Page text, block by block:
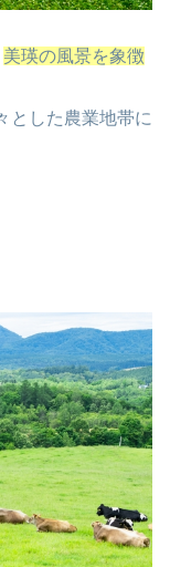
美瑛の風景を象徴
とした農業地帯に